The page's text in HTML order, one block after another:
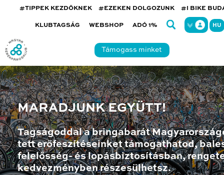
#TIPPEK KEZDŐKNEK #EZEKEN DOLGOZUNK #I BIKE
KLUBTAGSÁG WEBSHOP ADÓ 1% HU
Támogass minket
MARADJUNK EGYÜTT!
Tagságoddal a bringabarát
tett erőfeszítéseinket támogathatod,
felelősség- és lopásbiztosításban,
kedvezményben részesülhetsz.